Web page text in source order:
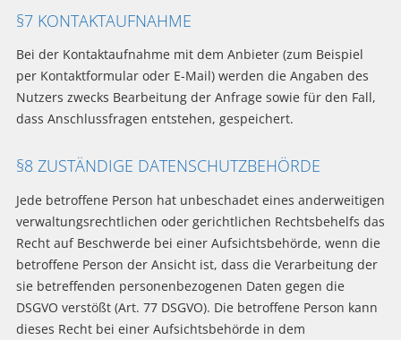
§7 KONTAKTAUFNAHME
Bei der Kontaktaufnahme mit dem Anbieter (zum Beispiel
per Kontaktformular oder E-Mail) werden die Angaben des
Nutzers zwecks Bearbeitung der Anfrage sowie für den Fall,
dass Anschlussfragen entstehen, gespeichert.
§8 ZUSTÄNDIGE DATENSCHUTZBEHÖRDE
Jede betroffene Person hat unbeschadet eines anderweitigen
verwaltungsrechtlichen oder gerichtlichen Rechtsbehelfs das
Recht auf Beschwerde bei einer Aufsichtsbehörde, wenn die
betroffene Person der Ansicht ist, dass die Verarbeitung der
sie betreffenden personenbezogenen Daten gegen die
DSGVO verstößt (Art. 77 DSGVO). Die betroffene Person kann
dieses Recht bei einer Aufsichtsbehörde in dem